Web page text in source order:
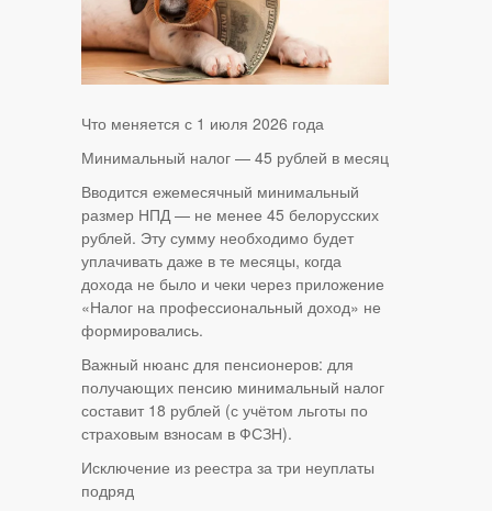
Что меняется с 1 июля 2026 года
Минимальный налог — 45 рублей в месяц
Вводится ежемесячный минимальный
размер НПД — не менее 45 белорусских
рублей. Эту сумму необходимо будет
уплачивать даже в те месяцы, когда
дохода не было и чеки через приложение
«Налог на профессиональный доход» не
формировались.
Важный нюанс для пенсионеров: для
получающих пенсию минимальный налог
составит 18 рублей (с учётом льготы по
страховым взносам в ФСЗН).
Исключение из реестра за три неуплаты
подряд